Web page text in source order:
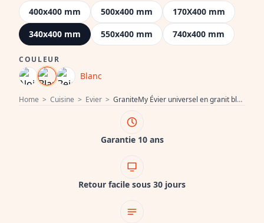
Home > Cuisine > Evier > GraniteMy Évier universel en granit blanc 34x40 cm blanc à encastrer, sous-plan et à fleur avec bouchon en inox 1208967107
400x400 mm 500x400 mm
170X400 mm
340x400 mm
550x400 mm 740x400 mm
COULEUR
Blanc
Garantie 10 ans
Retour facile sous 30 jours